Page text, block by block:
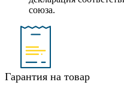
союза.
Гарантия на товар